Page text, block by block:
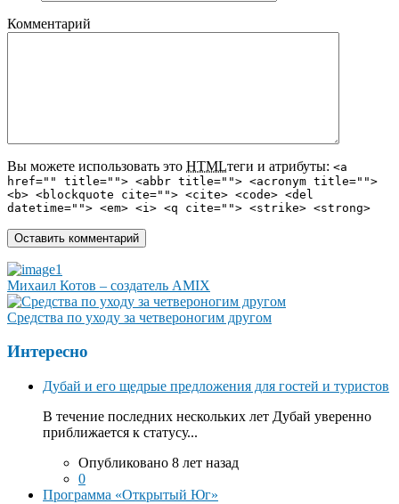
Комментарий
Вы можете использовать это HTMLтеги и атрибуты: <a
href="" title=""> <abbr title=""> <acronym title="">
<b> <blockquote cite=""> <cite> <code> <del
datetime=""> <em> <i> <q cite=""> <strike> <strong>
Михаил Котов – создатель AMIX
Средства по уходу за четвероногим другом
Интересно
Дубай и его щедрые предложения для гостей и туристов
В течение последних нескольких лет Дубай уверенно
приближается к статусу...
Опубликовано 8 лет назад
0
Программа «Открытый Юг»